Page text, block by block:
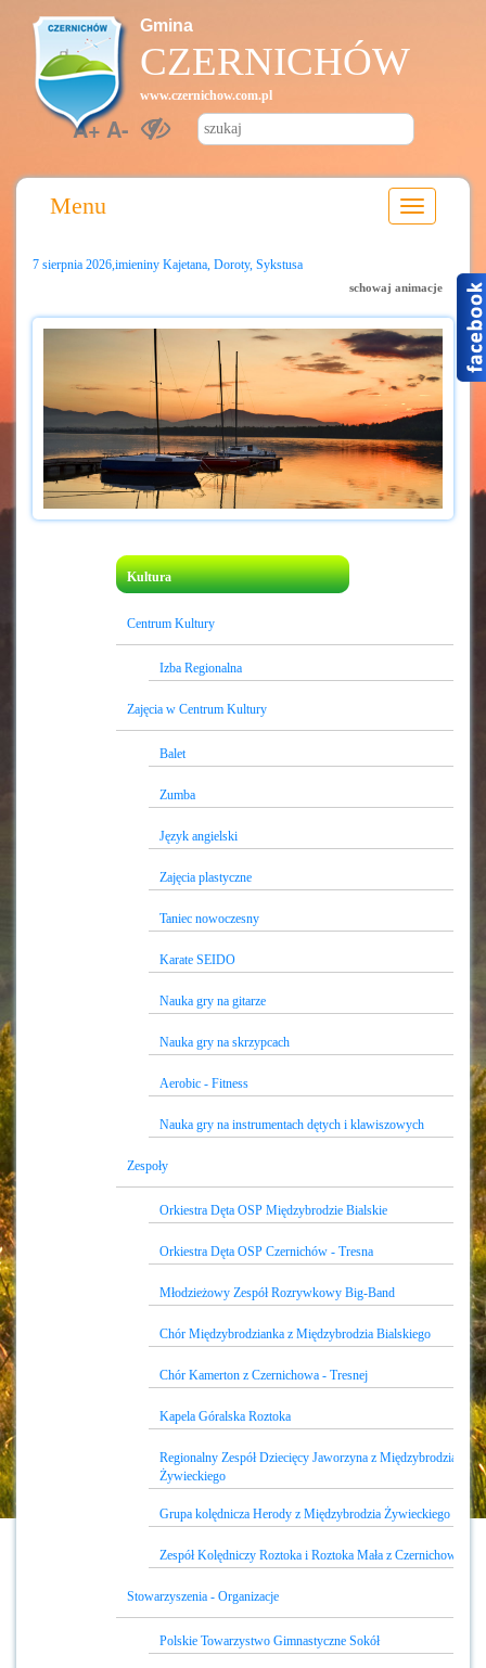
Gmina
CZERNICHÓW
www.czernichow.com.pl
A+A-
Menu
7 sierpnia 2026,imieniny Kajetana, Doroty, Sykstusa
schowaj animacje
Kultura
Centrum Kultury
Izba Regionalna
Zajęcia w Centrum Kultury
Balet
Zumba
Język angielski
Zajęcia plastyczne
Taniec nowoczesny
Karate SEIDO
Nauka gry na gitarze
Nauka gry na skrzypcach
Aerobic - Fitness
Nauka gry na instrumentach dętych i klawiszowych
Zespoły
Orkiestra Dęta OSP Międzybrodzie Bialskie
Orkiestra Dęta OSP Czernichów - Tresna
Młodzieżowy Zespół Rozrywkowy Big-Band
Chór Międzybrodzianka z Międzybrodzia Bialskiego
Chór Kamerton z Czernichowa - Tresnej
Kapela Góralska Roztoka
Regionalny Zespół Dziecięcy Jaworzyna z Międzybrodzia
Żywieckiego
Grupa kolędnicza Herody z Międzybrodzia Żywieckiego
Zespół Kolędniczy Roztoka i Roztoka Mała z Czernichowa
Stowarzyszenia - Organizacje
Polskie Towarzystwo Gimnastyczne Sokół